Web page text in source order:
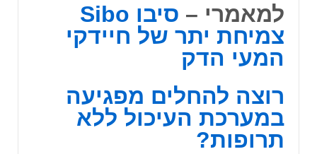
למאמרי –
סיבו Sibo
צמיחת יתר של חיידקי
המעי הדק
רוצה להחלים מפגיעה
במערכת העיכול ללא
תרופות?